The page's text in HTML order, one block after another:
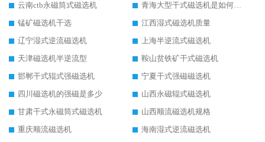
云南ctb永磁筒式磁选机
青海大型干式磁选机是如何选矿的
锰矿磁选机干选
江西湿式磁选机质量
辽宁湿式逆流磁选机
上海半逆流式磁选机
天津磁选机半逆流型
鞍山贫铁矿干式磁选机
邯郸干式辊式强磁选机
宁夏干式强磁磁选机
四川磁选机的强磁是多少
山西永磁辊式磁选机
甘肃干式永磁筒式磁选机
山西顺流磁选机规格
重庆顺流磁选机
海南湿式逆流磁选机